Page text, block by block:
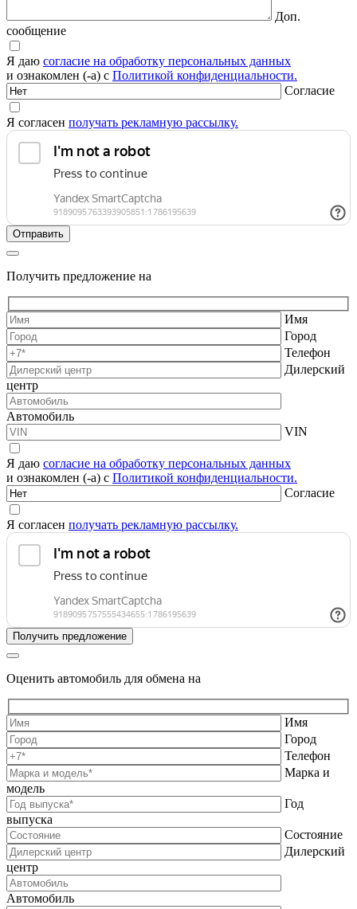
Доп.
сообщение
Я даю согласие на обработку персональных данных
и ознакомлен (-а) с Политикой конфиденциальности.
Согласие
Я согласен получать рекламную рассылку.
Получить предложение на
Имя
Город
Телефон
Дилерский
центр
Автомобиль
VIN
Я даю согласие на обработку персональных данных
и ознакомлен (-а) с Политикой конфиденциальности.
Согласие
Я согласен получать рекламную рассылку.
Оценить автомобиль для обмена на
Имя
Город
Телефон
Марка и
модель
Год
выпуска
Состояние
Дилерский
центр
Автомобиль